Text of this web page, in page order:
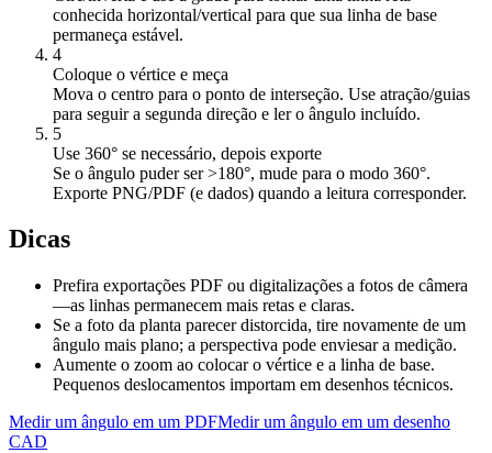
conhecida horizontal/vertical para que sua linha de base
permaneça estável.
4
Coloque o vértice e meça
Mova o centro para o ponto de interseção. Use atração/guias
para seguir a segunda direção e ler o ângulo incluído.
5
Use 360° se necessário, depois exporte
Se o ângulo puder ser >180°, mude para o modo 360°.
Exporte PNG/PDF (e dados) quando a leitura corresponder.
Dicas
Prefira exportações PDF ou digitalizações a fotos de câmera
—as linhas permanecem mais retas e claras.
Se a foto da planta parecer distorcida, tire novamente de um
ângulo mais plano; a perspectiva pode enviesar a medição.
Aumente o zoom ao colocar o vértice e a linha de base.
Pequenos deslocamentos importam em desenhos técnicos.
Medir um ângulo em um PDFMedir um ângulo em um desenho
CAD